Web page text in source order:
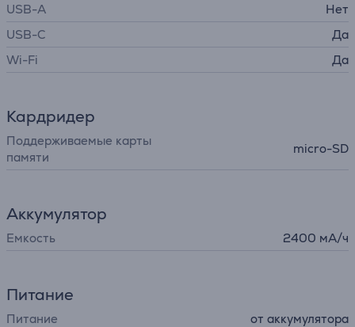
USB-A
Нет
USB-C
Да
Wi-Fi
Да
Кардридер
Поддерживаемые карты
памяти
micro-SD
Аккумулятор
Емкость 2400 мА/ч
Питание
Питание от аккумулятора